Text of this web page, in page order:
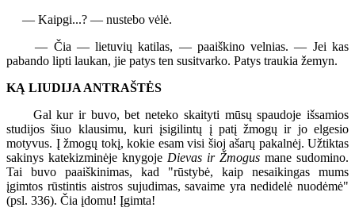
— Kaipgi...? — nustebo vėlė.
— Čia — lietuvių katilas, — paaiškino velnias. — Jei kas
pabando lipti laukan, jie patys ten susitvarko. Patys traukia žemyn.
KĄ LIUDIJA ANTRAŠTĖS
Gal kur ir buvo, bet neteko skaityti mūsų spaudoje išsamios
studijos šiuo klausimu, kuri įsigilintų į patį žmogų ir jo elgesio
motyvus. Į žmogų tokį, kokie esam visi šioj ašarų pakalnėj. Užtiktas
sakinys katekizminėje knygoje Dievas ir Žmogus mane sudomino.
Tai buvo paaiškinimas, kad "rūstybė, kaip nesaikingas mums
įgimtos rūstintis aistros sujudimas, savaime yra nedidelė nuodėmė"
(psl. 336). Čia įdomu! Įgimta!